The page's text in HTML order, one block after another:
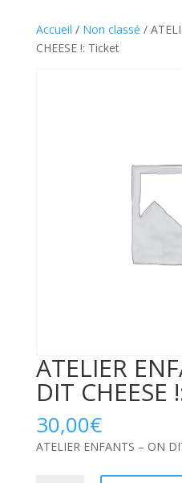
Accueil / Non classé /
CHEESE !: Ticket
ATELIER
DIT
30,00€
ATELIER ENFANTS – ON